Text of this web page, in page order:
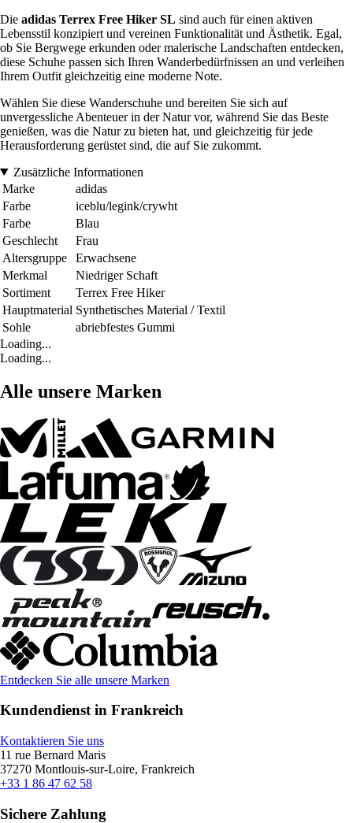
Die adidas Terrex Free Hiker SL sind auch für einen aktiven
Lebensstil konzipiert und vereinen Funktionalität und Ästhetik. Egal,
ob Sie Bergwege erkunden oder malerische Landschaften entdecken,
diese Schuhe passen sich Ihren Wanderbedürfnissen an und verleihen
Ihrem Outfit gleichzeitig eine moderne Note.
Wählen Sie diese Wanderschuhe und bereiten Sie sich auf
unvergessliche Abenteuer in der Natur vor, während Sie das Beste
genießen, was die Natur zu bieten hat, und gleichzeitig für jede
Herausforderung gerüstet sind, die auf Sie zukommt.
Zusätzliche Informationen
Marke
adidas
Farbe
iceblu/legink/crywht
Farbe
Blau
Geschlecht
Frau
Altersgruppe
Erwachsene
Merkmal
Niedriger Schaft
Sortiment
Terrex Free Hiker
Hauptmaterial Synthetisches Material / Textil
Sohle
abriebfestes Gummi
Loading...
Loading...
Alle unsere Marken
Entdecken Sie alle unsere Marken
Kundendienst in Frankreich
Kontaktieren Sie uns
11 rue Bernard Maris
37270 Montlouis-sur-Loire, Frankreich
+33 1 86 47 62 58
Sichere Zahlung